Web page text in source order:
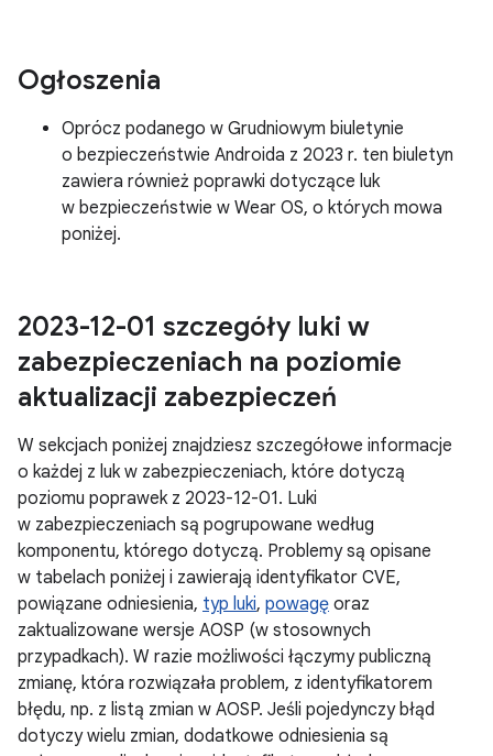
Ogłoszenia
Oprócz podanego w Grudniowym biuletynie
o bezpieczeństwie Androida z 2023 r. ten biuletyn
zawiera również poprawki dotyczące luk
w bezpieczeństwie w Wear OS, o których mowa
poniżej.
2023-12-01 szczegóły luki w
zabezpieczeniach na poziomie
aktualizacji zabezpieczeń
W sekcjach poniżej znajdziesz szczegółowe informacje
o każdej z luk w zabezpieczeniach, które dotyczą
poziomu poprawek z 2023-12-01. Luki
w zabezpieczeniach są pogrupowane według
komponentu, którego dotyczą. Problemy są opisane
w tabelach poniżej i zawierają identyfikator CVE,
powiązane odniesienia, typ luki, powagę oraz
zaktualizowane wersje AOSP (w stosownych
przypadkach). W razie możliwości łączymy publiczną
zmianę, która rozwiązała problem, z identyfikatorem
błędu, np. z listą zmian w AOSP. Jeśli pojedynczy błąd
dotyczy wielu zmian, dodatkowe odniesienia są